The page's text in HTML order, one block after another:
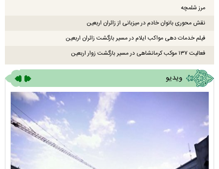
مرز شلمچه
نقش محوری بانوان خادم در میزبانی از زائران اربعین
فیلم خدمات دهی مواکب ایلام در مسیر بازگشت زائران اربعین
فعالیت ۱۳۷ موکب کرمانشاهی در مسیر بازگشت زوار اربعین
ویدیو